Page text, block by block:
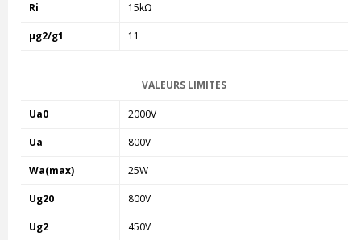
Ri 15kΩ
µg2/g1 11
VALEURS LIMITES
Ua0 2000V
Ua 800V
Wa(max) 25W
Ug20 800V
Ug2 450V